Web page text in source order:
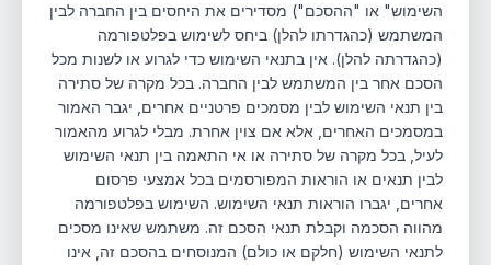
השימוש" או "ההסכם") מסדירים את היחסים בין החברה לבין
המשתמש (כהגדרתו להלן) ביחס לשימוש בפלטפורמה
(כהגדרתה להלן). אין בתנאי השימוש כדי לגרוע או לשנות מכל
הסכם אחר בין המשתמש לבין החברה. בכל מקרה של סתירה
בין תנאי השימוש לבין מסמכים פרטניים אחרים, יגבר האמור
במסמכים האחרים, אלא אם צוין אחרת. מבלי לגרוע מהאמור
לעיל, בכל מקרה של סתירה או אי התאמה בין תנאי השימוש
לבין תנאים או הוראות המפורסמים בכל אמצעי פרסום
אחרים, יגברו הוראות תנאי השימוש. השימוש בפלטפורמה
מהווה הסכמה וקבלת תנאי הסכם זה. משתמש שאינו מסכים
לתנאי השימוש (חלקם או כולם) המנוסחים בהסכם זה, אינו